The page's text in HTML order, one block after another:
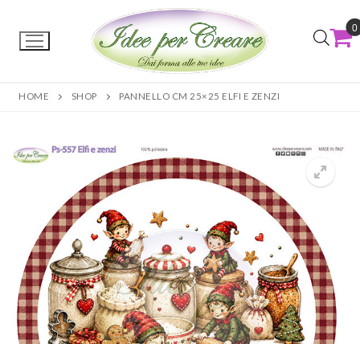
0
HOME SHOP PANNELLO CM 25×25 ELFI E ZENZI